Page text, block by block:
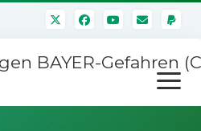
BAYER-Gefahren
Menü
öffnen